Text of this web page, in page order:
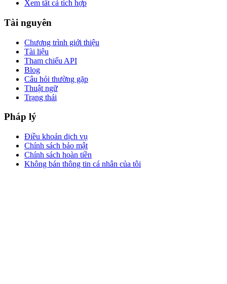
Xem tất cả tích hợp
Tài nguyên
Chương trình giới thiệu
Tài liệu
Tham chiếu API
Blog
Câu hỏi thường gặp
Thuật ngữ
Trạng thái
Pháp lý
Điều khoản dịch vụ
Chính sách bảo mật
Chính sách hoàn tiền
Không bán thông tin cá nhân của tôi